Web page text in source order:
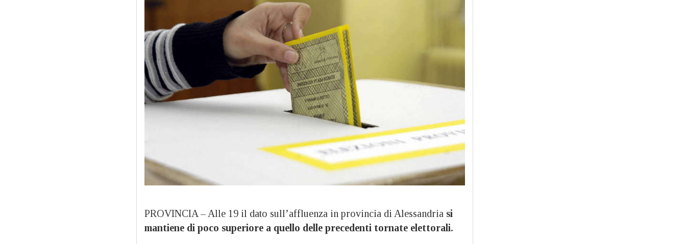
PROVINCIA – Alle 19 il dato sull’affluenza in provincia di Alessandria si
mantiene di poco superiore a quello delle precedenti tornate elettorali.